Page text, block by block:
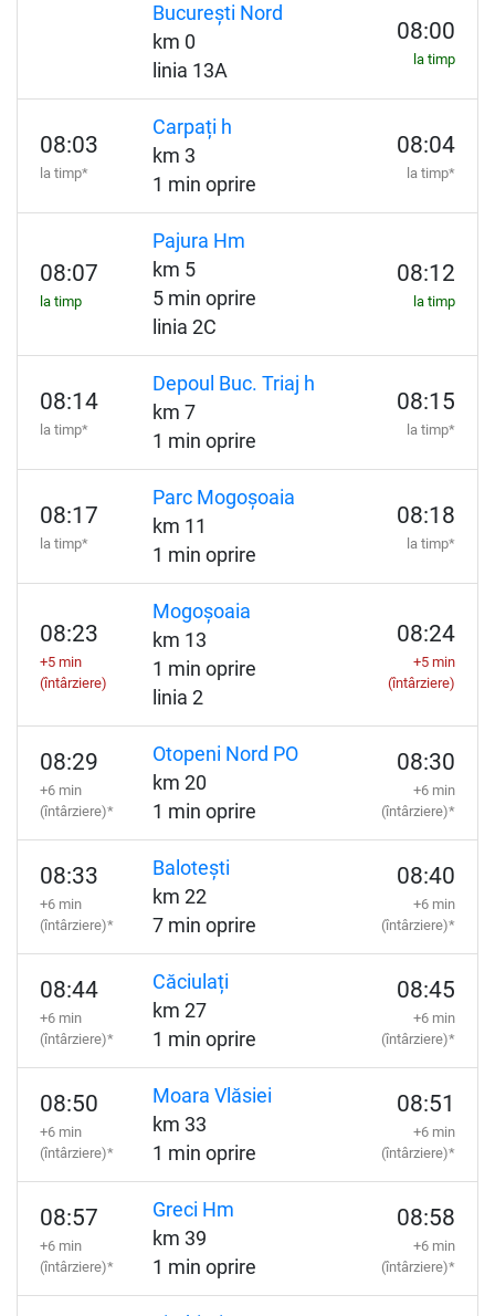
București Nord
km 0
linia 13A
08:00
la timp
08:03
la timp*
Carpați h
km 3
1 min oprire
08:04
la timp*
08:07
la timp
Pajura Hm
km 5
5 min oprire
linia 2C
08:12
la timp
08:14
la timp*
Depoul Buc. Triaj h
km 7
1 min oprire
08:15
la timp*
08:17
la timp*
Parc Mogoșoaia
km 11
1 min oprire
08:18
la timp*
08:23
+5 min
(întârziere)
Mogoșoaia
km 13
1 min oprire
linia 2
08:24
+5 min
(întârziere)
08:29
+6 min
(întârziere)*
Otopeni Nord PO
km 20
1 min oprire
08:30
+6 min
(întârziere)*
08:33
+6 min
(întârziere)*
Balotești
km 22
7 min oprire
08:40
+6 min
(întârziere)*
08:44
+6 min
(întârziere)*
Căciulați
km 27
1 min oprire
08:45
+6 min
(întârziere)*
08:50
+6 min
(întârziere)*
Moara Vlăsiei
km 33
1 min oprire
08:51
+6 min
(întârziere)*
08:57
+6 min
(întârziere)*
Greci Hm
km 39
1 min oprire
08:58
+6 min
(întârziere)*